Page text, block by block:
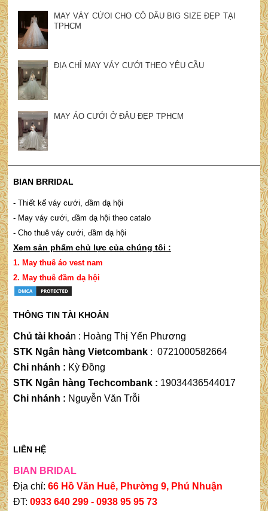
MAY VÁY CỨOI CHO CÔ DÂU BIG SIZE ĐẸP TẠI
TPHCM
ĐỊA CHỈ MAY VÁY CƯỚI THEO YÊU CẦU
MAY ÁO CƯỚI Ở ĐÂU ĐẸP TPHCM
BIAN BRRIDAL
- Thiết kế váy cưới, đầm dạ hội
- May váy cưới, đầm dạ hội theo catalo
- Cho thuê váy cưới, đầm dạ hội
Xem sản phẩm chủ lực của chúng tôi :
1. May thuê áo vest nam
2. May thuê đầm dạ hội
THÔNG TIN TÀI KHOẢN
Chủ tài khoản : Hoàng Thị Yến Phương
STK Ngân hàng Vietcombank: 0721000582664
Chi nhánh : Kỳ Đồng
STK Ngân hàng Techcombank : 19034436544017
Chi nhánh : Nguyễn Văn Trỗi
LIÊN HỆ
BIAN BRIDAL
Địa chỉ: 66 Hồ Văn Huê, Phường 9, Phú Nhuận
ĐT: 0933 640 299 - 0938 95 95 73